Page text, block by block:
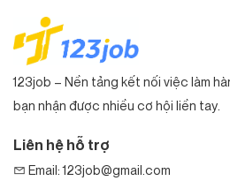
123job – Nền tảng kết nối việc làm
bạn nhận được nhiều cơ hội liền tay.
Liên hệ hỗ trợ
Email: 123job@gmail.com